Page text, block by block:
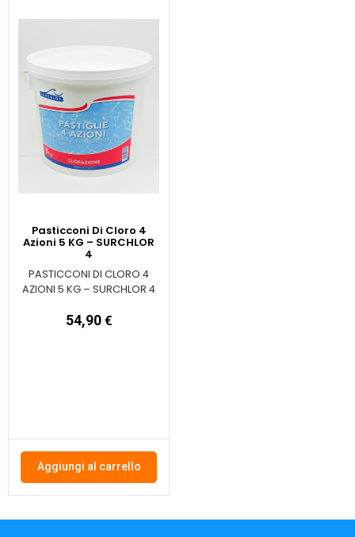
Pasticconi Di Cloro 4
Azioni 5 KG – SURCHLOR
4
PASTICCONI DI CLORO 4
AZIONI 5 KG – SURCHLOR 4
54,90 €
Aggiungi al carrello